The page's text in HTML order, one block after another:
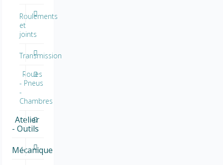
Roulements
et
joints
Transmission
Roues
- Pneus
-
Chambres
Atelier
- Outils
Mécanique